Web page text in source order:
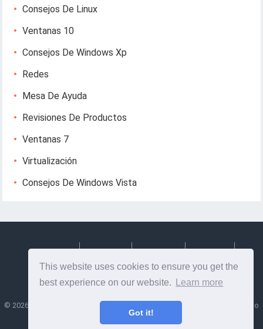
This website uses cookies to ensure you get the
best experience on our website.
Learn more
Got it!
Consejos De Linux
Ventanas 10
Consejos De Windows Xp
Redes
Mesa De Ayuda
Revisiones De Productos
Ventanas 7
Virtualización
Consejos De Windows Vista
© 2026 Lesptitesaffairesdemayl
- Consejos e información útil sobre diseño
web y desarrollo web!